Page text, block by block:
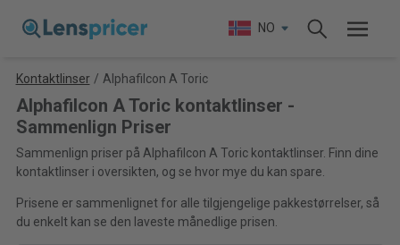
NO
Kontaktlinser / Alphafilcon A Toric
Alphafilcon A Toric kontaktlinser -
Sammenlign Priser
Sammenlign priser på Alphafilcon A Toric kontaktlinser. Finn dine
kontaktlinser i oversikten, og se hvor mye du kan spare.
Prisene er sammenlignet for alle tilgjengelige pakkestørrelser, så
du enkelt kan se den laveste månedlige prisen.